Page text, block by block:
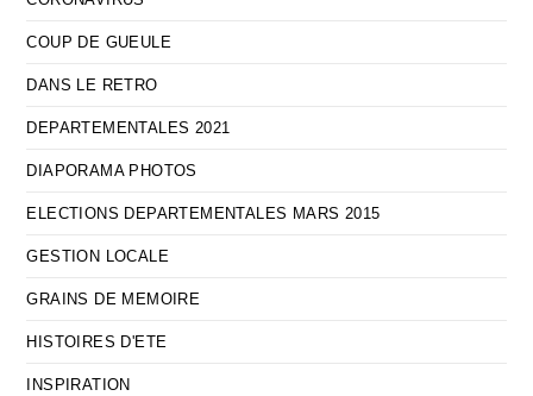
COUP DE GUEULE
DANS LE RETRO
DEPARTEMENTALES 2021
DIAPORAMA PHOTOS
ELECTIONS DEPARTEMENTALES MARS 2015
GESTION LOCALE
GRAINS DE MEMOIRE
HISTOIRES D'ETE
INSPIRATION